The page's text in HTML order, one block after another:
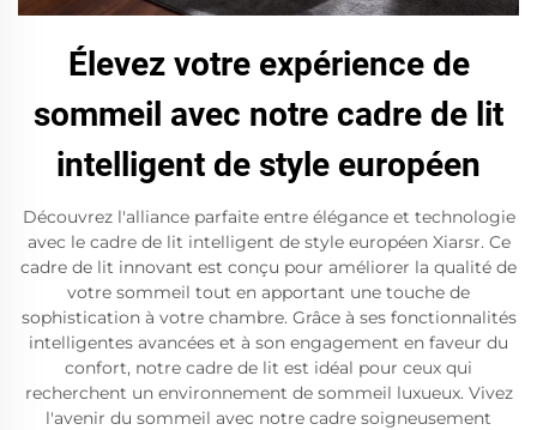
Élevez votre expérience de
sommeil avec notre cadre de lit
intelligent de style européen
Découvrez l'alliance parfaite entre élégance et technologie
avec le cadre de lit intelligent de style européen Xiarsr. Ce
cadre de lit innovant est conçu pour améliorer la qualité de
votre sommeil tout en apportant une touche de
sophistication à votre chambre. Grâce à ses fonctionnalités
intelligentes avancées et à son engagement en faveur du
confort, notre cadre de lit est idéal pour ceux qui
recherchent un environnement de sommeil luxueux. Vivez
l'avenir du sommeil avec notre cadre soigneusement